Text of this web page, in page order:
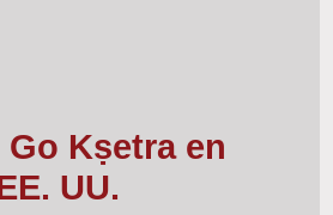
Kṣetra en
UU.